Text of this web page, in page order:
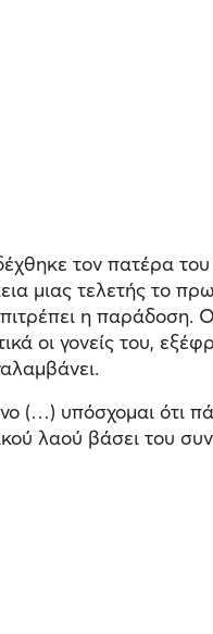
τον πατέρα
μιας τελετής το
η
οι γονείς του,
(…) υπόσχομαι ότι
λαού βάσει του